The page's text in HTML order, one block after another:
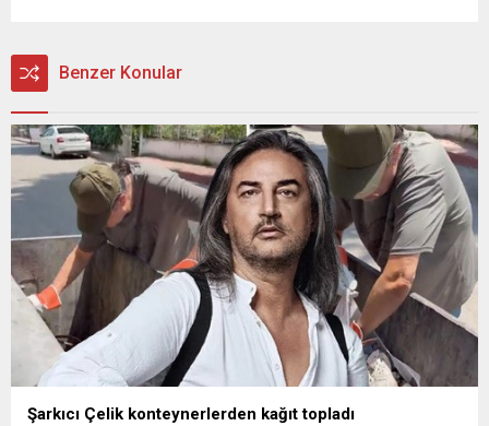
Benzer Konular
Şarkıcı Çelik konteynerlerden kağıt topladı